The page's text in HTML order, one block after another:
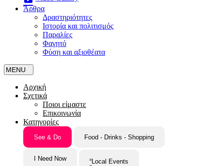
Άρθρα
Δραστηριότητες
Ιστορία και πολιτισμός
Παραλίες
Φαγητό
Φύση και αξιοθέατα
Αρχική
Σχετικά
Ποιοι είμαστε
Επικοινωνία
Κατηγορίες
See & Do Food - Drinks - Shopping
I Need Now Local Events